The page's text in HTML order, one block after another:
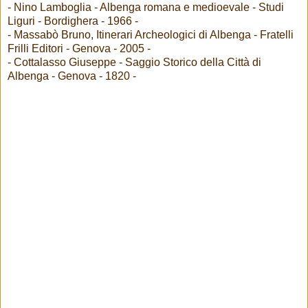
- Nino Lamboglia - Albenga romana e medioevale - Studi
Liguri - Bordighera - 1966 -
- Massabò Bruno, Itinerari Archeologici di Albenga - Fratelli
Frilli Editori - Genova - 2005 -
- Cottalasso Giuseppe - Saggio Storico della Città di
Albenga - Genova - 1820 -